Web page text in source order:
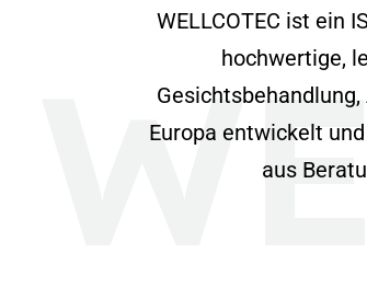
WELLCOTEC ist ein
hochwertige,
Europa entwickelt
aus